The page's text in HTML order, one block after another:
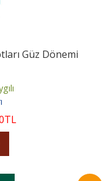
Güz Dönemi
TL